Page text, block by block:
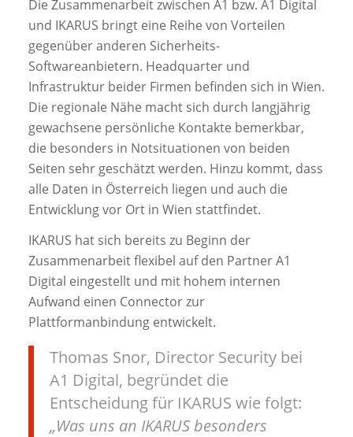
Die Zusammenarbeit zwischen A1 bzw. A1 Digital
und IKARUS bringt eine Reihe von Vorteilen
gegenüber anderen Sicherheits-
Softwareanbietern. Headquarter und
Infrastruktur beider Firmen befinden sich in Wien.
Die regionale Nähe macht sich durch langjährig
gewachsene persönliche Kontakte bemerkbar,
die besonders in Notsituationen von beiden
Seiten sehr geschätzt werden. Hinzu kommt, dass
alle Daten in Österreich liegen und auch die
Entwicklung vor Ort in Wien stattfindet.
IKARUS hat sich bereits zu Beginn der
Zusammenarbeit flexibel auf den Partner A1
Digital eingestellt und mit hohem internen
Aufwand einen Connector zur
Plattformanbindung entwickelt.
Thomas Snor, Director Security bei
A1 Digital, begründet die
Entscheidung für IKARUS wie folgt:
„Was uns an IKARUS besonders